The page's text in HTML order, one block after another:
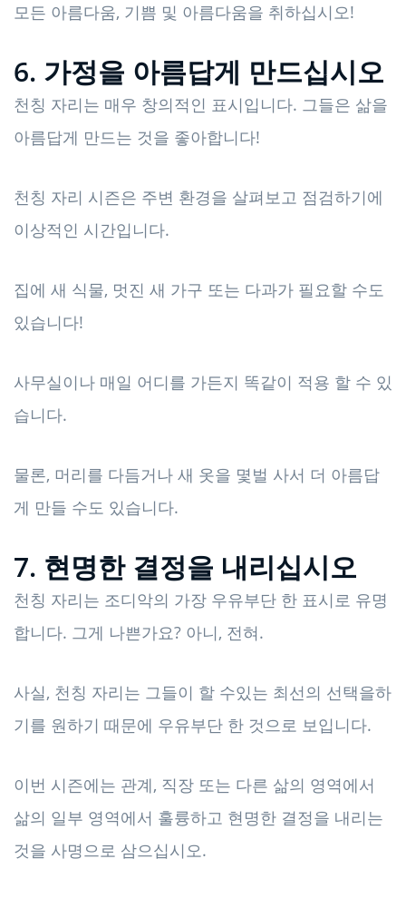
모든 아름다움, 기쁨 및 아름다움을 취하십시오!
6. 가정을 아름답게 만드십시오
천칭 자리는 매우 창의적인 표시입니다. 그들은 삶을
아름답게 만드는 것을 좋아합니다!
천칭 자리 시즌은 주변 환경을 살펴보고 점검하기에
이상적인 시간입니다.
집에 새 식물, 멋진 새 가구 또는 다과가 필요할 수도
있습니다!
사무실이나 매일 어디를 가든지 똑같이 적용 할 수 있
습니다.
물론, 머리를 다듬거나 새 옷을 몇벌 사서 더 아름답
게 만들 수도 있습니다.
7. 현명한 결정을 내리십시오
천칭 자리는 조디악의 가장 우유부단 한 표시로 유명
합니다. 그게 나쁜가요? 아니, 전혀.
사실, 천칭 자리는 그들이 할 수있는 최선의 선택을하
기를 원하기 때문에 우유부단 한 것으로 보입니다.
이번 시즌에는 관계, 직장 또는 다른 삶의 영역에서
삶의 일부 영역에서 훌륭하고 현명한 결정을 내리는
것을 사명으로 삼으십시오.